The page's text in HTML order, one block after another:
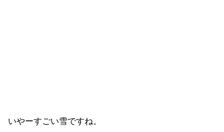
いやーすごい雪ですね。